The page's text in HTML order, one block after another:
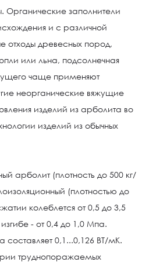
Органические заполнители
и с различной
древесных пород,
или льна, подсолнечная
чаще применяют
неорганические вяжущие
изделий из арболита во
изделий из обычных
арболит (плотность до 500 кг/
(плотностью до
колеблется от 0,5 до 3,5
- от 0,4 до 1,0 Мпа.
составляет 0,1...0,126 ВТ/мК.
труднопоражаемых